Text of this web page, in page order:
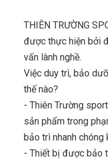
THIÊN TRƯỜNG
được thực hiện bởi
vấn lành nghề.
Việc duy trì, bảo
thế nào?
- Thiên Trường
sản phẩm trong
bảo trì nhanh
- Thiết bị được bảo